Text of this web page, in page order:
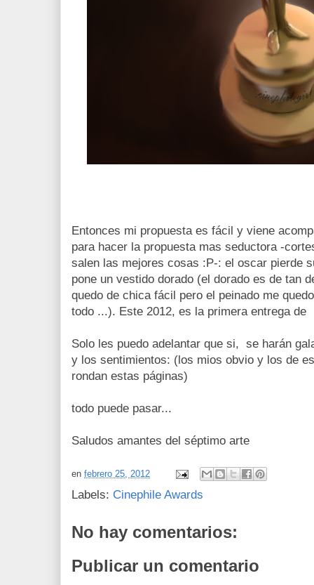
Entonces mi propuesta es fácil y viene
para hacer la propuesta mas seductora -
salen las mejores cosas :P-: el oscar pierde
pone un vestido dorado (el dorado es de tan
quedo de chica fácil pero el peinado me
todo ...). Este 2012, es la primera entrega
Solo les puedo adelantar que si, se harán
y los sentimientos: (los mios obvio y los de
rondan estas páginas)
todo puede pasar...
Saludos amantes del séptimo arte
en febrero 25, 2012
Labels: Cinephile Awards
No hay comentarios:
Publicar un comentario